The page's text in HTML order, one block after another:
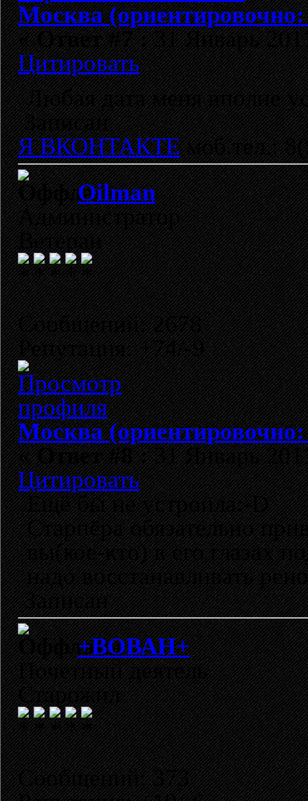
Москва
«Ответ #7 :31 Январь
Цитировать
Любая дата меня вполне
Записан
Я ВКОНТАКТЕмоб.тел.:
Oilman
Администратор
Ветеран
Сообщений: 2678
Репутация: +74/-9
Москва
«Ответ #8 :31 Январь
Цитировать
Ещё бы не устроила:-D
Старпёра обязательно
вы(кое-кто) в его глазах
надо восстанавливать
Записан
+ВОВАН+
Почетный деятель
Старожил
Сообщений: 373